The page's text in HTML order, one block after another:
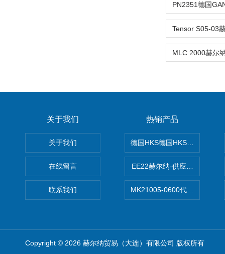
关于我们
关于我们
在线留言
联系我们
热销产品
德国HKS德国HKS液压旋转摆
EE22赫尔纳-供应
MK21005-0600代理德国MK
Copyright © 2026 赫尔纳贸易（大连）有限公司 版权所有